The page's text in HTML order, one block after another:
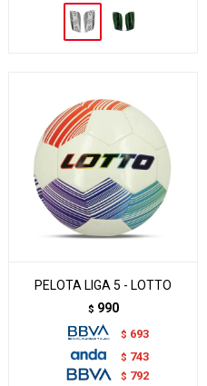
PELOTA LIGA 5 - LOTTO
$ 990
$ 693
$ 743
$ 792